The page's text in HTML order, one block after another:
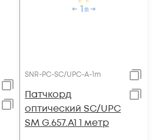
SNR-PC-SC/UPC-A-1m
Патчкорд
оптический SC/UPC
SM G.657.A1 1 метр